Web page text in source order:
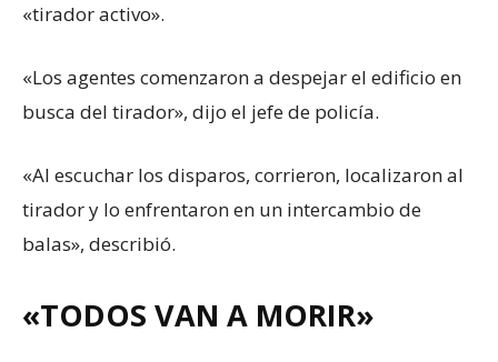
«tirador activo».
«Los agentes comenzaron a despejar el edificio en
busca del tirador», dijo el jefe de policía.
«Al escuchar los disparos, corrieron, localizaron al
tirador y lo enfrentaron en un intercambio de
balas», describió.
«TODOS VAN A MORIR»